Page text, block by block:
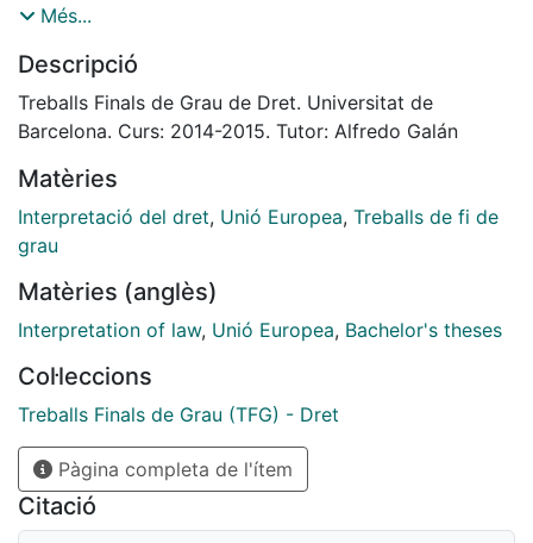
de la coexistencia de dos ordenamientos jurídicos: el
conforme al Derecho comunitario. La integración
supranacional demanda que la aplicación del Derecho
Comunitario sea fiel, uniforme y extendida a
precisamente busca asegurar el principio objeto de
estudio.
Se parte de lo abstracto a lo concreto, buscando
principio en constante evolución. Estamos ante un
principio de construcción jurisprudencial, por ende
afirmación con su reconocimiento en la jurisprudencia
comunitaria. El Tribunal de Justicia de la Unión
Europea ha ido perfilando y matizando el alcance de
este principio
interpretativo, por lo que se analizará desde sus
orígenes hasta la actualidad jurídica más inmediata,
Més...
Descripció
Treballs Finals de Grau de Dret. Universitat de
Barcelona. Curs: 2014-2015. Tutor: Alfredo Galán
Matèries
Interpretació del dret, Unió Europea, Treballs de fi de
grau
Matèries (anglès)
Interpretation of law, Unió Europea, Bachelor's theses
Col·leccions
Treballs Finals de Grau (TFG) - Dret
Pàgina completa de l'ítem
Citació